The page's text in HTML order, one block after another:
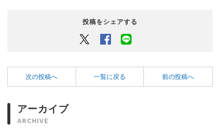
投稿をシェアする
Twitter Facebook
次の投稿へ 一覧に戻る 前の投稿へ
アーカイブ
ARCHIVE